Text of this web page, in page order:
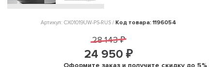
Артикул: CX01019UW-PS-RUS / Код товара: 1196054
28 143 ₽
24 950 ₽
Оформите заказ и получите скидку до 5%